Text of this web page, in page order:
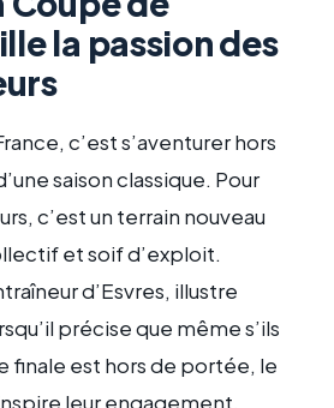
la passion des
c’est s’aventurer hors
saison classique. Pour
c’est un terrain nouveau
et soif d’exploit.
d’Esvres, illustre
précise que même s’ils
finale est hors de portée, le
leur engagement.